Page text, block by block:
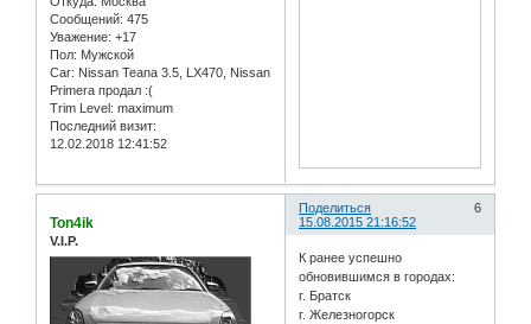
Сообщений: 475
Уважение: +17
Пол: Мужской
Car: Nissan Teana 3.5, LX470, Nissan
Primera продал :(
Trim Level: maximum
Последний визит:
12.02.2018 12:41:52
Поделиться
6
15.08.2015 21:16:52
Ton4ik
V.I.P.
К ранее успешно
обновившимся в городах:
г. Братск
г. Железногорск